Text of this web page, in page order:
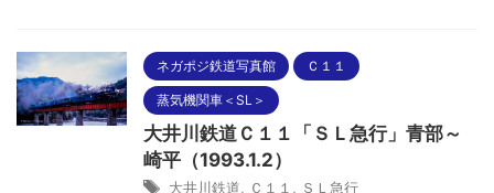
ネガポジ鉄道写真館 Ｃ１１
蒸気機関車＜SL＞
大井川鉄道Ｃ１１「ＳＬ急行」青部～
崎平（1993.1.2）
大井川鉄道 Ｃ１１ ＳＬ急行